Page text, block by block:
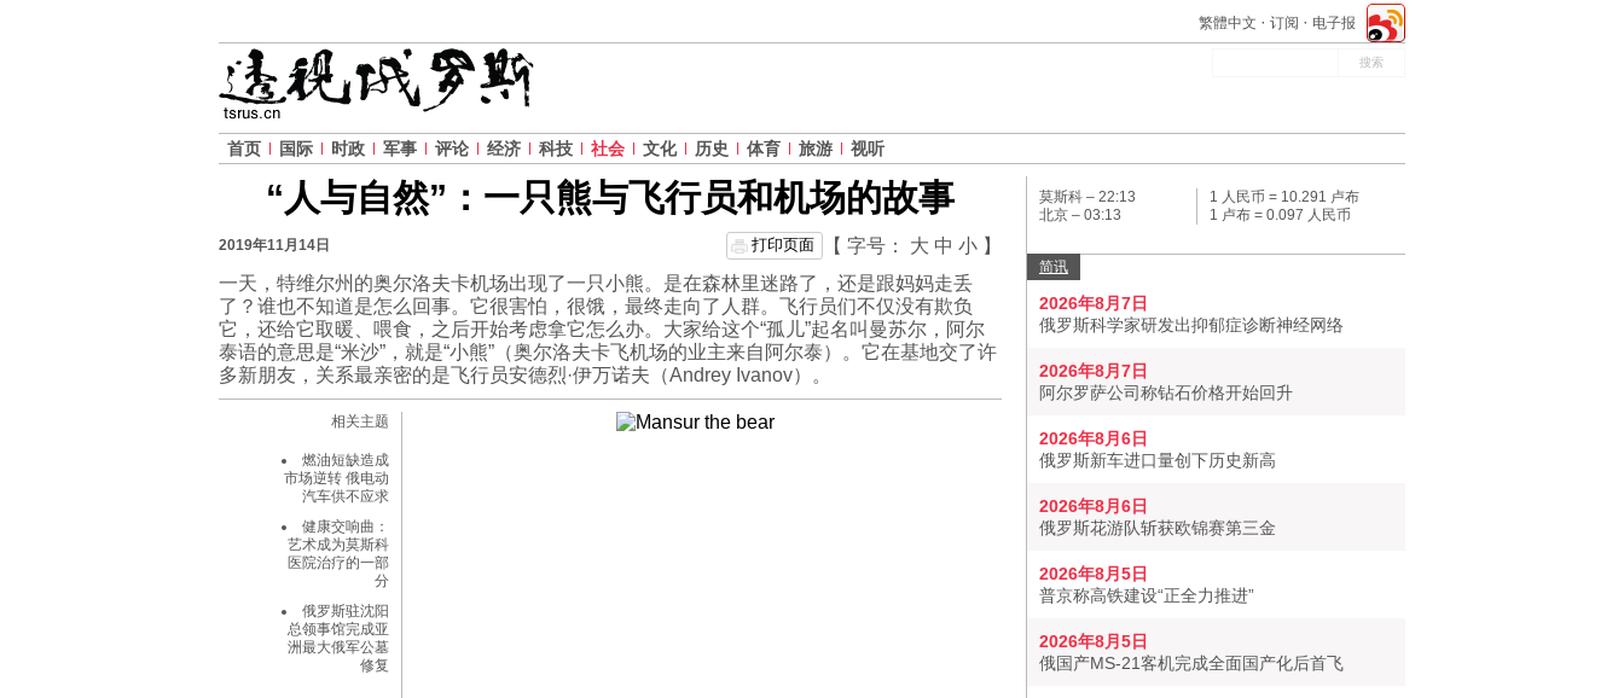
繁體中文 订阅 电子报
首页 国际 时政 军事 评论 经济 科技 社会 文化 历史 体育 旅游 视听
“人与自然”：一只熊与飞行员和机场的故事
2019年11月14日 【 字号： 大 中 小 】
打印页面
一天，特维尔州的奥尔洛夫卡机场出现了一只小熊。是在森林里迷路了，还是跟妈妈走丢
了？谁也不知道是怎么回事。它很害怕，很饿，最终走向了人群。飞行员们不仅没有欺负
它，还给它取暖、喂食，之后开始考虑拿它怎么办。大家给这个“孤儿”起名叫曼苏尔，阿尔
泰语的意思是“米沙”，就是“小熊”（奥尔洛夫卡飞机场的业主来自阿尔泰）。它在基地交了许
多新朋友，关系最亲密的是飞行员安德烈·伊万诺夫（Andrey Ivanov）。
相关主题
燃油短缺造成
市场逆转 俄电动
汽车供不应求
健康交响曲：
艺术成为莫斯科
医院治疗的一部
分
俄罗斯驻沈阳
总领事馆完成亚
洲最大俄军公墓
修复
莫斯科 – 22:13
北京 – 03:13
1 人民币 = 10.291 卢布
1 卢布 = 0.097 人民币
简讯
2026年8月7日
俄罗斯科学家研发出抑郁症诊断神经网络
2026年8月7日
阿尔罗萨公司称钻石价格开始回升
2026年8月6日
俄罗斯新车进口量创下历史新高
2026年8月6日
俄罗斯花游队斩获欧锦赛第三金
2026年8月5日
普京称高铁建设“正全力推进”
2026年8月5日
俄国产MS-21客机完成全面国产化后首飞